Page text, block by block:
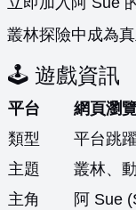
叢林探險中成為
🕹️ 遊戲資訊
平台
網頁瀏
類型
平台跳
主題
叢林、
主角
阿 Sue